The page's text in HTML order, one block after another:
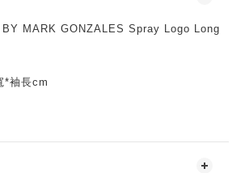
MARK GONZALES Spray Logo Long
*袖長cm